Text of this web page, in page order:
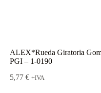
ALEX*Rueda Giratoria
PGI – 1-0190
5,77 € +IVA